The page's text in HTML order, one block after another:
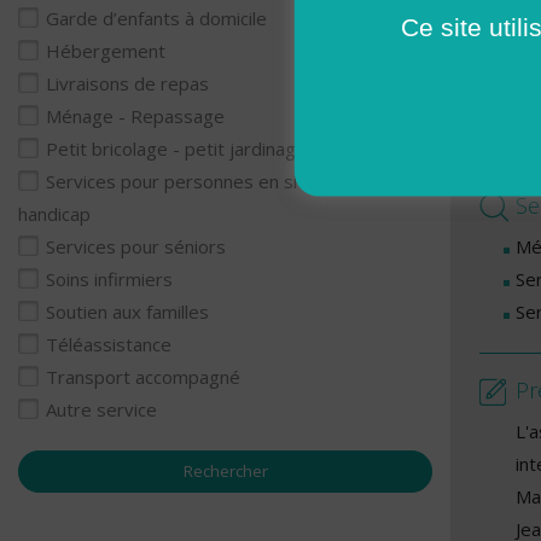
Garde d’enfants à domicile
Hébergement
Livraisons de repas
Ménage - Repassage
Petit bricolage - petit jardinage
Services pour personnes en situation de
handicap
Services pour séniors
Soins infirmiers
Soutien aux familles
Téléassistance
Transport accompagné
Autre service
Ce site